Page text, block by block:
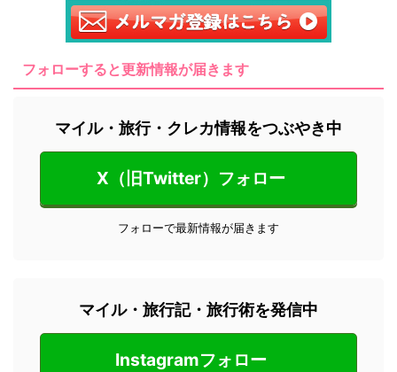
フォローすると更新情報が届きます
マイル・旅行・クレカ情報をつぶやき中
X（旧Twitter）フォロー
フォローで最新情報が届きます
マイル・旅行記・旅行術を発信中
Instagramフォロー